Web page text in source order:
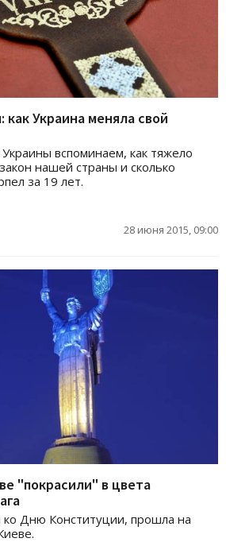
Украина меняла свой
вспоминаем, как тяжело
нашей страны и сколько
за 19 лет.
28 июня 2015, 09:00
"покрасили" в цвета
ко Дню Конституции, прошла на